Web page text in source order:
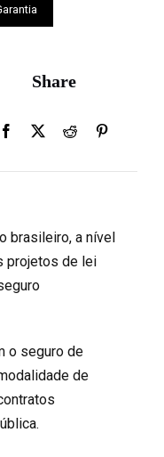
Share
brasileiro, a nível
projetos de lei
o seguro de
de